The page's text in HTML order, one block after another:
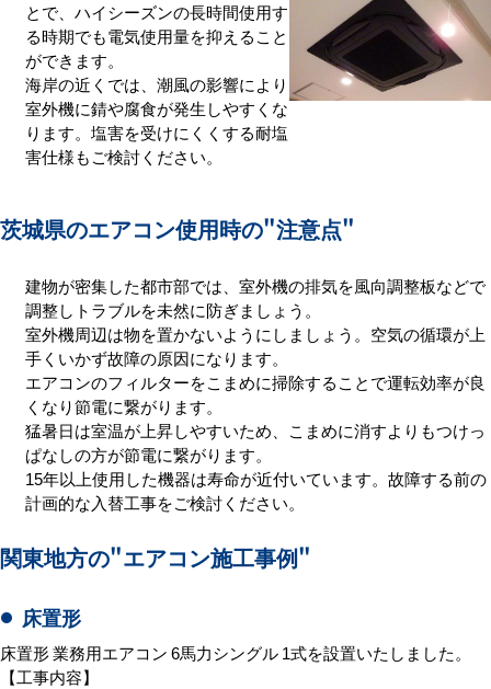
とで、ハイシーズンの長時間使用す
る時期でも電気使用量を抑えること
ができます。
海岸の近くでは、潮風の影響により
室外機に錆や腐食が発生しやすくな
ります。塩害を受けにくくする耐塩
害仕様もご検討ください。
茨城県のエアコン使用時の"注意点"
建物が密集した都市部では、室外機の排気を風向調整板などで
調整しトラブルを未然に防ぎましょう。
室外機周辺は物を置かないようにしましょう。空気の循環が上
手くいかず故障の原因になります。
エアコンのフィルターをこまめに掃除することで運転効率が良
くなり節電に繋がります。
猛暑日は室温が上昇しやすいため、こまめに消すよりもつけっ
ぱなしの方が節電に繋がります。
15年以上使用した機器は寿命が近付いています。故障する前の
計画的な入替工事をご検討ください。
関東地方の"エアコン施工事例"
床置形
床置形 業務用エアコン 6馬力シングル 1式を設置いたしました。
【工事内容】